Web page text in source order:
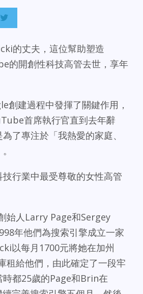
的丈夫，這位幫助塑造
的開創性科技高管去世，享年
創建過程中發揮了關鍵作用，
首席執行官直到去年辭
了專注於「我熱愛的家庭、
行業中最受尊敬的女性高管
始人Larry Page和Sergey
年他們為搜索引擎成立一家
以每月1700元將她在加州
租給他們，由此確定了一段牢
時都25歲的Page和Brin在